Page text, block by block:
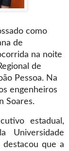
como
de
na noite
de
Pessoa. Na
engenheiros
Soares.
estadual,
Universidade
destacou que a